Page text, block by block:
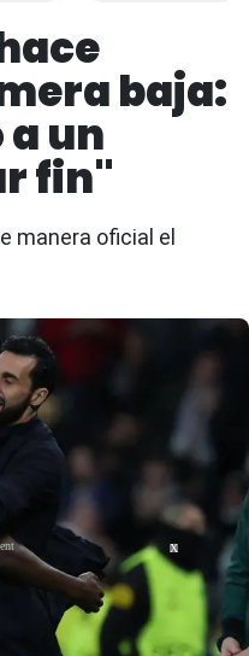
baja:
un
fin"
manera oficial el
X